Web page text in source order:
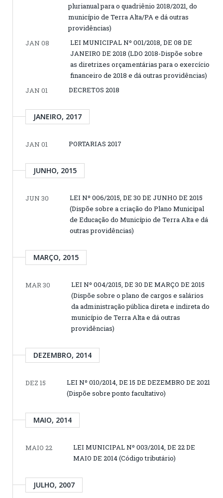
plurianual para o quadriênio 2018/2021, do
município de Terra Alta/PA e dá outras
providências)
JAN 08
LEI MUNICIPAL Nº 001/2018, DE 08 DE
JANEIRO DE 2018 (LDO 2018-Dispõe sobre
as diretrizes orçamentárias para o exercício
financeiro de 2018 e dá outras providências)
JAN 01
DECRETOS 2018
JANEIRO, 2017
JAN 01 PORTARIAS 2017
JUNHO, 2015
JUN 30
LEI Nº 006/2015, DE 30 DE JUNHO DE 2015
(Dispõe sobre a criação do Plano Municipal
de Educação do Município de Terra Alta e dá
outras providências)
MARÇO, 2015
MAR 30
LEI Nº 004/2015, DE 30 DE MARÇO DE 2015
(Dispõe sobre o plano de cargos e salários
da administração pública direta e indireta do
município de Terra Alta e dá outras
providências)
DEZEMBRO, 2014
DEZ 15
LEI Nº 010/2014, DE 15 DE DEZEMBRO DE 2021
(Dispõe sobre ponto facultativo)
MAIO, 2014
MAIO 22
LEI MUNICIPAL Nº 003/2014, DE 22 DE
MAIO DE 2014 (Código tributário)
JULHO, 2007